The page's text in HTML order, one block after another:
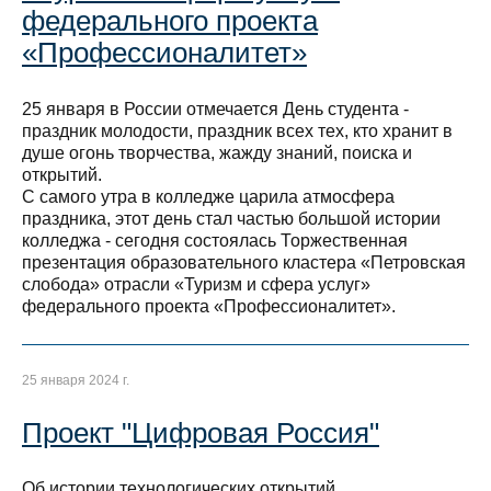
федерального проекта
«Профессионалитет»
25 января в России отмечается День студента -
праздник молодости, праздник всех тех, кто хранит в
душе огонь творчества, жажду знаний, поиска и
открытий.
С самого утра в колледже царила атмосфера
праздника, этот день стал частью большой истории
колледжа - сегодня состоялась Торжественная
презентация образовательного кластера «Петровская
слобода» отрасли «Туризм и сфера услуг»
федерального проекта «Профессионалитет».
25 января 2024 г.
Проект "Цифровая Россия"